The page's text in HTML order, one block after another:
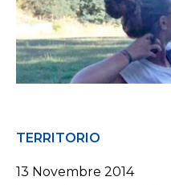
TERRITORIO
13 Novembre 2014